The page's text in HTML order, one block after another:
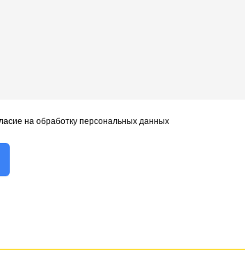
на обработку персональных данных